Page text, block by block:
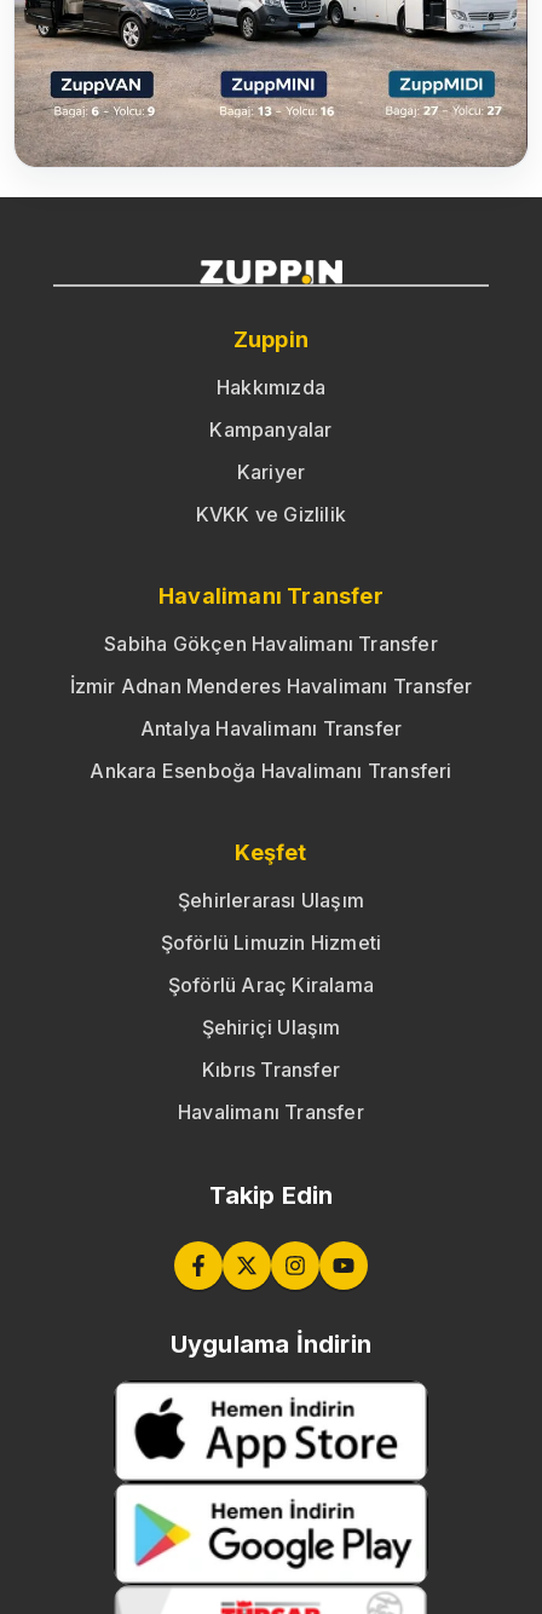
Zuppin
Hakkımızda
Kampanyalar
Kariyer
KVKK ve Gizlilik
Havalimanı Transfer
Sabiha Gökçen Havalimanı Transfer
İzmir Adnan Menderes Havalimanı Transfer
Antalya Havalimanı Transfer
Ankara Esenboğa Havalimanı Transferi
Keşfet
Şehirlerarası Ulaşım
Şoförlü Limuzin Hizmeti
Şoförlü Araç Kiralama
Şehiriçi Ulaşım
Kıbrıs Transfer
Havalimanı Transfer
Takip Edin
Uygulama İndirin